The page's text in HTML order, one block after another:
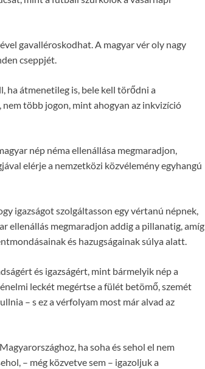
gavalléroskodhat. A magyar vér oly nagy
cseppjét.
ha átmenetileg is, bele kell törődni a
több jogon, mint ahogyan az inkvizíció
nép néma ellenállása megmaradjon,
elérje a nemzetközi közvélemény egyhangú
igazságot szolgáltasson egy vértanú népnek,
ellenállás megmaradjon addig a pillanatig, amíg
és hazugságainak súlya alatt.
és igazságért, mint bármelyik nép a
leckét megértse a fülét betömő, szemét
– s ez a vérfolyam most már alvad az
ha soha és sehol el nem
– még közvetve sem – igazoljuk a